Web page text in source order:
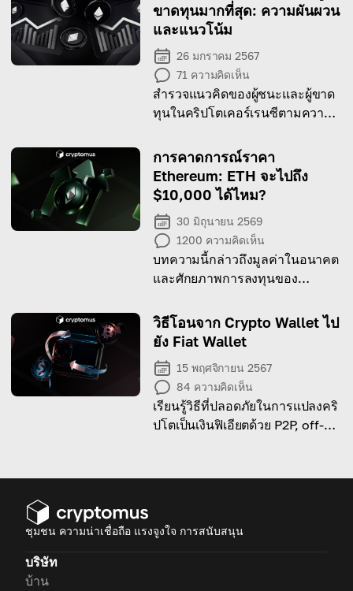
ขาดทุนมากที่สุด: ความผันผวน
และแนวโน้ม
26 มกราคม 2567
71 ความคิดเห็น
สำรวจแนวคิดของผู้ชนะและผู้ขาด
ทุนในคริปโตเคอร์เรนซีตามความ
การคาดการณ์ราคา
Ethereum: ETH จะไปถึง
$10,000 ได้ไหม?
30 มิถุนายน 2569
1200 ความคิดเห็น
บทความนี้กล่าวถึงมูลค่าในอนาคต
และศักยภาพการลงทุนของ
และการคาดการณ์จากผู้เชี่ยวชาญ!
วิธีโอนจาก Crypto Wallet ไป
ยัง Fiat Wallet
15 พฤศจิกายน 2567
84 ความคิดเห็น
เรียนรู้วิธีที่ปลอดภัยในการแปลงคริ
ปโตเป็นเงินฟิเอียตด้วย P2P, off-
ชุมชน ความน่าเชื่อถือ แรงจูงใจ การสนับสนุน
บริษัท
บ้าน